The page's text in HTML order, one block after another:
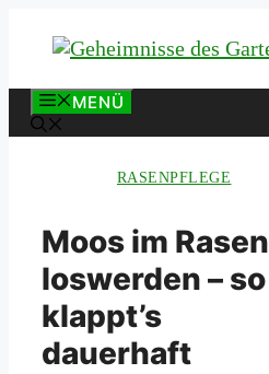
Inhalt
MENÜ
RASENPFLEGE
Moos im Rasen
loswerden – so
klappt’s
dauerhaft